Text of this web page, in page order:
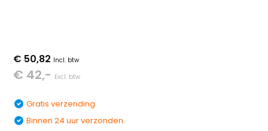
€ 50,82 Incl. btw
€ 42,- Excl. btw
Gratis verzending
Binnen 24 uur verzonden